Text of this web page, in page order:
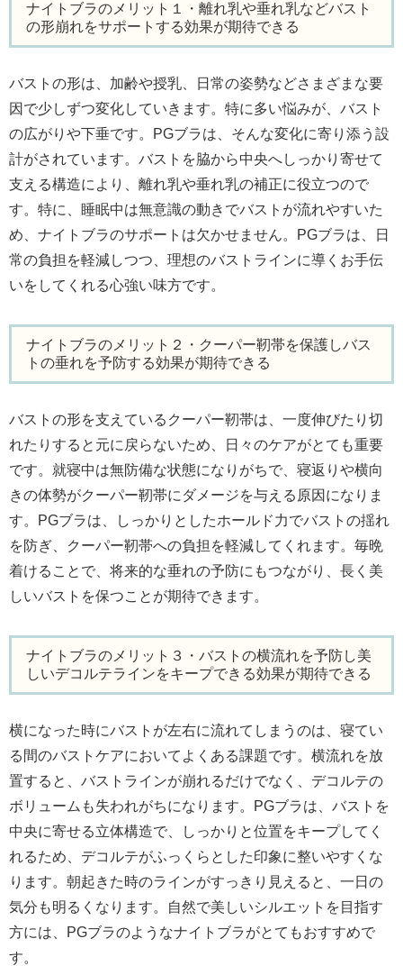
ナイトブラのメリット１・離れ乳や垂れ乳などバスト
の形崩れをサポートする効果が期待できる
バストの形は、加齢や授乳、日常の姿勢などさまざまな要
因で少しずつ変化していきます。特に多い悩みが、バスト
の広がりや下垂です。PGブラは、そんな変化に寄り添う設
計がされています。バストを脇から中央へしっかり寄せて
支える構造により、離れ乳や垂れ乳の補正に役立つので
す。特に、睡眠中は無意識の動きでバストが流れやすいた
め、ナイトブラのサポートは欠かせません。PGブラは、日
常の負担を軽減しつつ、理想のバストラインに導くお手伝
いをしてくれる心強い味方です。
ナイトブラのメリット２・クーパー靭帯を保護しバス
トの垂れを予防する効果が期待できる
バストの形を支えているクーパー靭帯は、一度伸びたり切
れたりすると元に戻らないため、日々のケアがとても重要
です。就寝中は無防備な状態になりがちで、寝返りや横向
きの体勢がクーパー靭帯にダメージを与える原因になりま
す。PGブラは、しっかりとしたホールド力でバストの揺れ
を防ぎ、クーパー靭帯への負担を軽減してくれます。毎晩
着けることで、将来的な垂れの予防にもつながり、長く美
しいバストを保つことが期待できます。
ナイトブラのメリット３・バストの横流れを予防し美
しいデコルテラインをキープできる効果が期待できる
横になった時にバストが左右に流れてしまうのは、寝てい
る間のバストケアにおいてよくある課題です。横流れを放
置すると、バストラインが崩れるだけでなく、デコルテの
ボリュームも失われがちになります。PGブラは、バストを
中央に寄せる立体構造で、しっかりと位置をキープしてく
れるため、デコルテがふっくらとした印象に整いやすくな
ります。朝起きた時のラインがすっきり見えると、一日の
気分も明るくなります。自然で美しいシルエットを目指す
方には、PGブラのようなナイトブラがとてもおすすめで
す。